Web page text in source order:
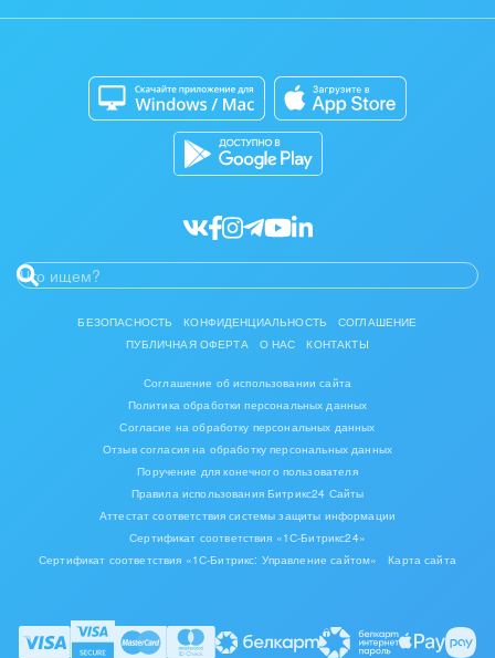
Кибербезопасность
Битрикс24 для Энтерпрайз
Битрикс24 Маркет
Разработчикам приложений
БЕЗОПАСНОСТЬ КОНФИДЕНЦИАЛЬНОСТЬ
СОГЛАШЕНИЕ
ПУБЛИЧНАЯ ОФЕРТА
О НАС КОНТАКТЫ
Соглашение об использовании сайта
Политика обработки персональных данных
Согласие на обработку персональных данных
Отзыв согласия на обработку персональных данных
Поручение для конечного пользователя
Правила использования Битрикс24 Сайты
Аттестат соответствия системы защиты информации
Сертификат соответствия «1С-Битрикс24»
Сертификат соответствия «1С-Битрикс: Управление сайтом»
Карта сайта